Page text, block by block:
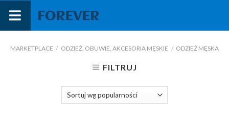
treści
MARKETPLACE / ODZIEŻ, OBUWIE, AKCESORIA MĘSKIE / ODZIEŻ MĘSKA
FILTRUJ